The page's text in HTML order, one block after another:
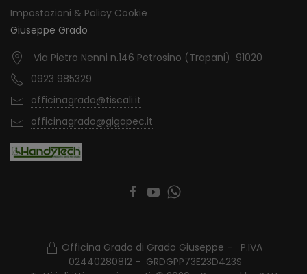
Impostazioni & Policy Cookie
Giuseppe Grado
Via Pietro Nenni n.146 Petrosino (Trapani) 91020
0923 985329
officinagrado@tiscali.it
officinagrado@gigapec.it
Officina Grado di Grado Giuseppe - P.IVA
02440280812 - GRDGPP73E23D423S